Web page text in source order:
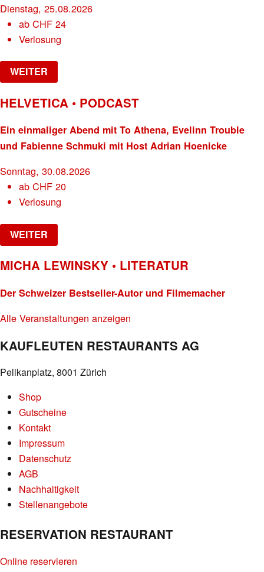
Dienstag, 25.08.2026
abCHF 24
Verlosung
WEITER
HELVETICA • PODCAST
Ein einmaliger Abend mit To Athena, Evelinn Trouble
und Fabienne Schmuki mit Host Adrian Hoenicke
Sonntag, 30.08.2026
abCHF 20
Verlosung
WEITER
MICHA LEWINSKY • LITERATUR
Der Schweizer Bestseller-Autor und Filmemacher
Alle Veranstaltungen anzeigen
KAUFLEUTEN RESTAURANTS AG
Pelikanplatz, 8001 Zürich
Shop
Gutscheine
Kontakt
Impressum
Datenschutz
AGB
Nachhaltigkeit
Stellenangebote
RESERVATION RESTAURANT
Online reservieren